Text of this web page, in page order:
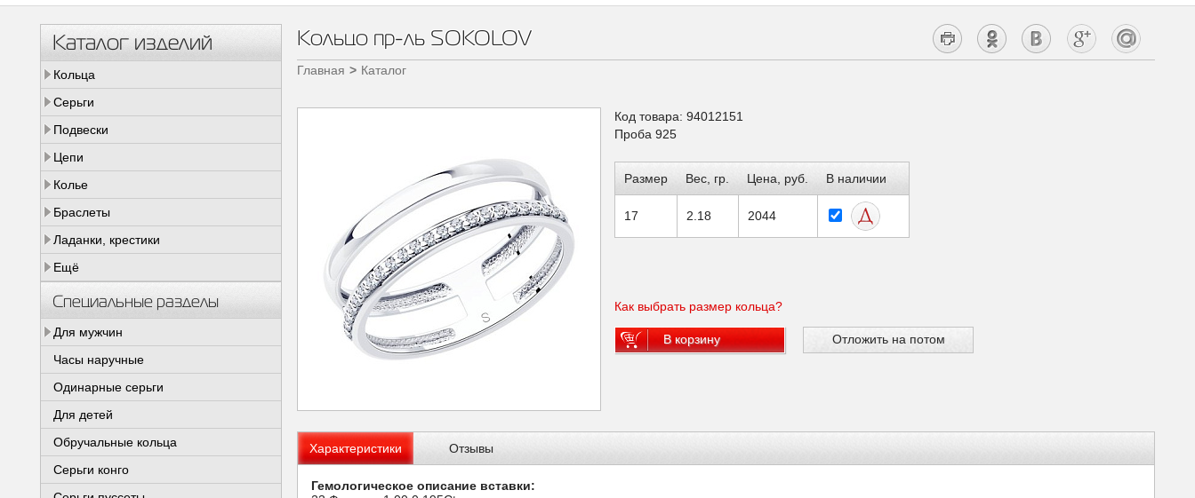
Каталог изделий
Кольца
Серьги
Подвески
Цепи
Колье
Браслеты
Ладанки, крестики
Ещё
Специальные разделы
Для мужчин
Часы наручные
Одинарные серьги
Для детей
Обручальные кольца
Серьги конго
Кольцо пр-ль SOKOLOV
Главная Каталог
Код товара: 94012151
Проба 925
Размер Вес, гр. Цена, руб. В наличии
17 2.18 2044
Как выбрать размер кольца?
В корзину Отложить на потом
Характеристики Отзывы
Гемологическое описание вставки: